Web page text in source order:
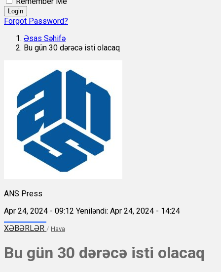
Login
Forgot Password?
Əsas Səhifə
Bu gün 30 dərəcə isti olacaq
ANS Press
Apr 24, 2024 - 09:12 Yeniləndi: Apr 24, 2024 - 14:24
XƏBƏRLƏR / Hava
Bu gün 30 dərəcə isti olacaq